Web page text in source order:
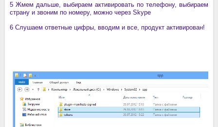
5 Жмем дальше, выбираем активировать по телефону, выбираем
страну и звоним по номеру, можно через Skype
6 Слушаем ответные цифры, вводим и все, продукт активирован!